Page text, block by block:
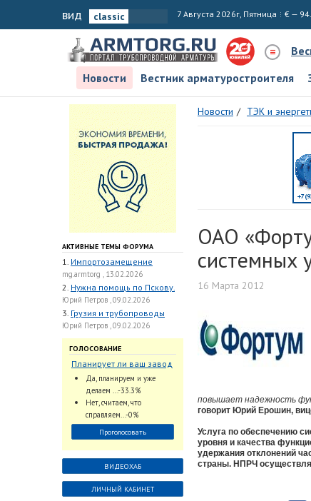
вид 7 Августа 2026г, Пятница € —
Новости
Вестник арматуростроителя
АКТИВНЫЕ ТЕМЫ ФОРУМА
1. Импортозамещение
mg.armtorg , 13.02.2026
2. Нужна помощь по Пскову.
Юрий Петров , 09.02.2026
3. Грузия и трубопроводы
Юрий Петров , 09.02.2026
ГОЛОСОВАНИЕ
Планирует ли ваш завод
использовать
промышленный
интеллект и цифровые
заказы для ускорения
обработки заказов и
оперативной отгрузки
продукции конечному
потребителю?
Да, планируем и уже
делаем ...-33.3%
Нет, считаем, что
справляем...-0%
Проголосовать
ВИДЕОХАБ
ЛИЧНЫЙ КАБИНЕТ
Новости ТЭК и
ОАО
системных
16 Марта 2012
повышает надежность
говорит Юрий Ерошин,
Услуга по обеспечению
уровня и качества
удержания отклонений
страны. НПРЧ